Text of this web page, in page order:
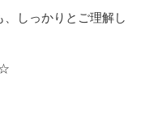
しっかりとご理解し